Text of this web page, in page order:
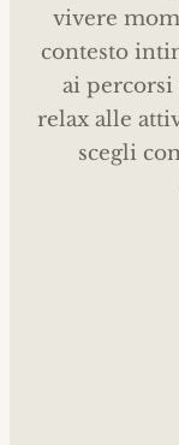
vivere
contesto
ai
relax alle
scegli